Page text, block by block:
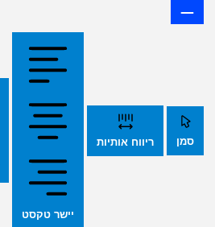
סמן ריווח אותיות
יישר טקסט